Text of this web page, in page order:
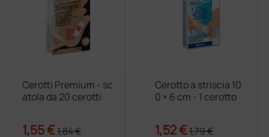
Cerotti Premium - sc
atola da 20 cerotti
1,55 €1,84 €
Cerotto a striscia 10
0 × 6 cm - 1 cerotto
1,52 €1,79 €